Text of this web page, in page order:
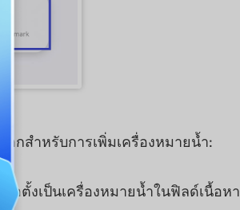
อกสำหรับการเพิ่มเครื่องหมายน้ำ:
อตั้งเป็นเครื่องหมายน้ำในฟิลด์เนื้อหา